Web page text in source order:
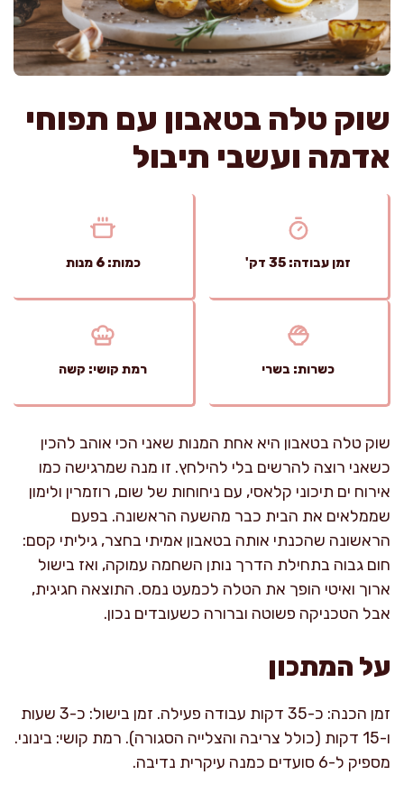
שוק טלה בטאבון עם תפוחי
אדמה ועשבי תיבול
זמן עבודה: 35 דק' כמות: 6 מנות
כשרות: בשרי רמת קושי: קשה
שוק טלה בטאבון היא אחת המנות שאני הכי אוהב להכין
כשאני רוצה להרשים בלי להילחץ. זו מנה שמרגישה כמו
אירוח ים תיכוני קלאסי, עם ניחוחות של שום, רוזמרין ולימון
שממלאים את הבית כבר מהשעה הראשונה. בפעם
הראשונה שהכנתי אותה בטאבון אמיתי בחצר, גיליתי קסם:
חום גבוה בתחילת הדרך נותן השחמה עמוקה, ואז בישול
ארוך ואיטי הופך את הטלה לכמעט נמס. התוצאה חגיגית,
אבל הטכניקה פשוטה וברורה כשעובדים נכון.
על המתכון
זמן הכנה: כ-35 דקות עבודה פעילה. זמן בישול: כ-3 שעות
ו-15 דקות (כולל צריבה והצלייה הסגורה). רמת קושי: בינוני.
מספיק ל-6 סועדים כמנה עיקרית נדיבה.